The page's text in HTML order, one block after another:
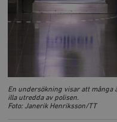
En undersökning visar att
illa utredda av polisen.
Foto: Janerik Henriksson/TT